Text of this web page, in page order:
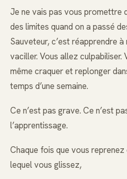
Je ne vais pas vous promettre
des limites quand on a passé
Sauveteur, c’est réapprendre
vaciller. Vous allez culpabiliser.
même craquer et replonger
temps d’une semaine.
Ce n’est pas grave. Ce n’est
l’apprentissage.
Chaque fois que vous
lequel vous glissez,